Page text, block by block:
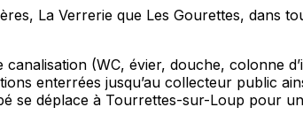
La Verrerie que Les Gourettes, dans
(WC, évier, douche, colonne
enterrées jusqu’au collecteur public
se déplace à Tourrettes-sur-Loup pour